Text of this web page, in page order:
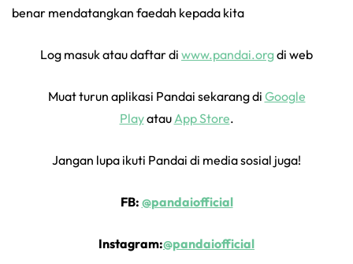
benar mendatangkan faedah kepada kita
Log masuk atau daftar di www.pandai.orgdi web
Muat turun aplikasi Pandai sekarang di Google
PlayatauApp Store.
Jangan lupa ikuti Pandai di media sosial juga!
FB: @pandaiofficial
Instagram:@pandaiofficial